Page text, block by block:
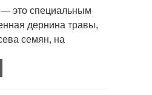
рулонного
— это специальным
дернина травы,
семян, на